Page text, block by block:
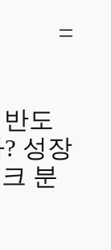
도
성장
분